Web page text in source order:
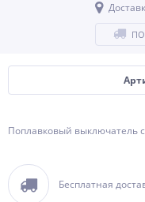
Поплавковый выключатель с
Бесплатная